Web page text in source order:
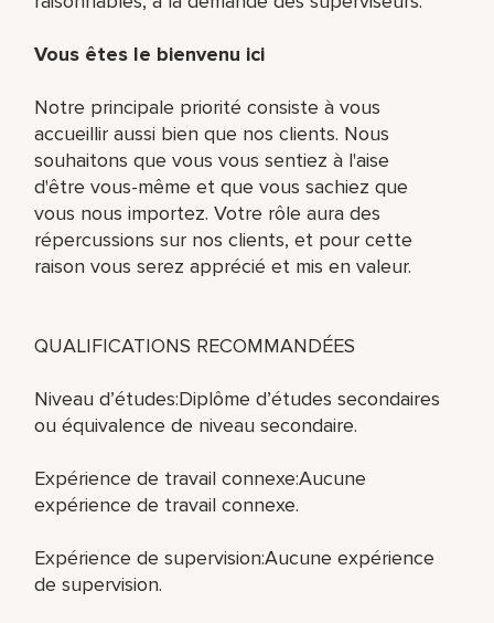
Vous êtes le bienvenu ici
Notre principale priorité consiste à vous
accueillir aussi bien que nos clients. Nous
souhaitons que vous vous sentiez à l'aise
d'être vous-même et que vous sachiez que
vous nous importez. Votre rôle aura des
répercussions sur nos clients, et pour cette
raison vous serez apprécié et mis en valeur.
QUALIFICATIONS RECOMMANDÉES
Niveau d’études:Diplôme d’études secondaires
ou équivalence de niveau secondaire.
Expérience de travail connexe:Aucune
expérience de travail connexe.
Expérience de supervision:Aucune expérience
de supervision.